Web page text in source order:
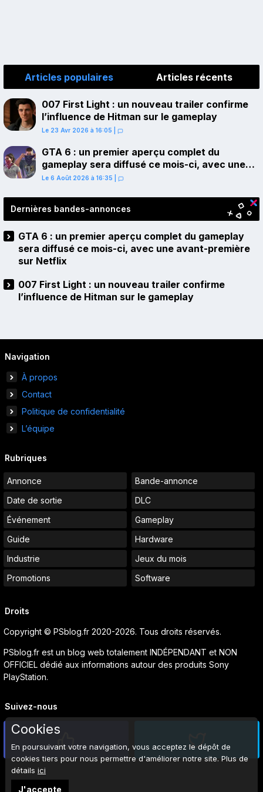
Articles populaires Articles récents
007 First Light : un nouveau trailer confirme
l’influence de Hitman sur le gameplay
Le 23 Avr 2026 à 16:05
GTA 6 : un premier aperçu complet du
gameplay sera diffusé ce mois-ci, avec une
avant-première sur Netflix
Le 6 Août 2026 à 16:35
Dernières bandes-annonces
GTA 6 : un premier aperçu complet du gameplay
sera diffusé ce mois-ci, avec une avant-première
sur Netflix
007 First Light : un nouveau trailer confirme
l’influence de Hitman sur le gameplay
Navigation
À propos
Contact
Politique de confidentialité
L’équipe
Rubriques
Annonce
Bande-annonce
Date de sortie
DLC
Événement
Gameplay
Guide
Hardware
Industrie
Jeux du mois
Promotions
Software
Droits
Copyright © PSblog.fr 2020-2026. Tous droits réservés.
PSblog.fr est un blog web totalement INDÉPENDANT et NON
OFFICIEL dédié aux informations autour des produits Sony
PlayStation.
Suivez-nous
Cookies
En poursuivant votre navigation, vous acceptez le dépôt de
cookies tiers pour nous permettre d'améliorer notre site. Plus de
détails ici
J'accepte